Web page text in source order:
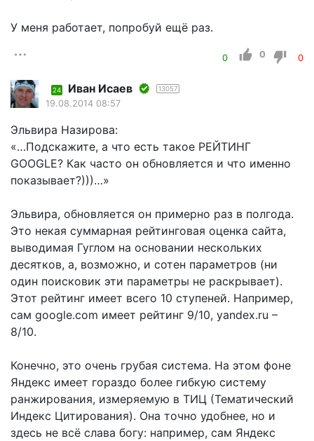
У меня работает, попробуй ещё раз.
0 0 0
24 Иван Исаев 13057
19.08.2014 08:57
Эльвира Назирова:
«…Подскажите, а что есть такое РЕЙТИНГ
GOOGLE? Как часто он обновляется и что именно
показывает?)))…»
Эльвира, обновляется он примерно раз в полгода.
Это некая суммарная рейтинговая оценка сайта,
выводимая Гуглом на основании нескольких
десятков, а, возможно, и сотен параметров (ни
один поисковик эти параметры не раскрывает).
Этот рейтинг имеет всего 10 ступеней. Например,
сам google.com имеет рейтинг 9/10, yandex.ru –
8/10.
Конечно, это очень грубая система. На этом фоне
Яндекс имеет гораздо более гибкую систему
ранжирования, измеряемую в ТИЦ (Тематический
Индекс Цитирования). Она точно удобнее, но и
здесь не всё слава богу: например, сам Яндекс